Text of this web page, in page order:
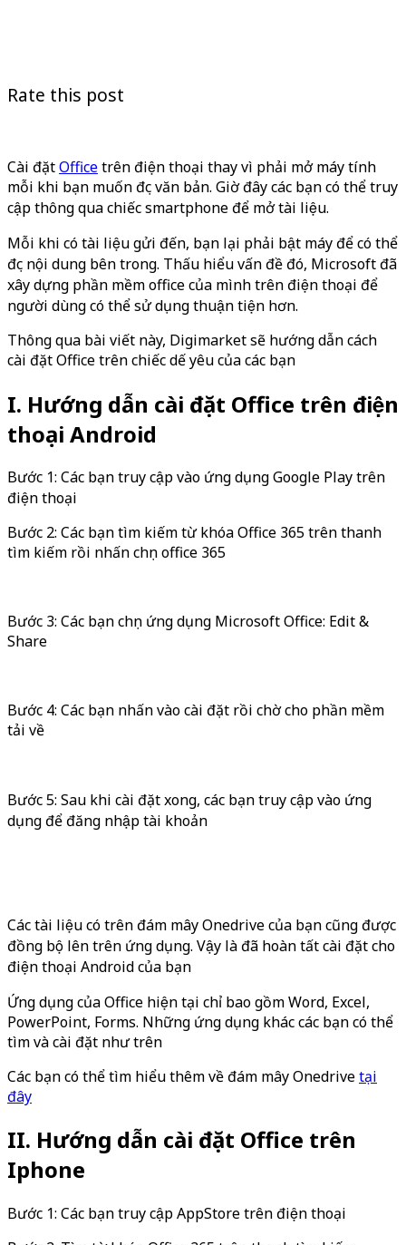
Rate this post
Cài đặtOfficetrên điện thoại thay vì phải mở máy tính
mỗi khi bạn muốn đọc văn bản. Giờ đây các bạn có thể truy
cập thông qua chiếc smartphone để mở tài liệu.
Mỗi khi có tài liệu gửi đến, bạn lại phải bật máy để có thể
đọc nội dung bên trong. Thấu hiểu vấn đề đó, Microsoft đã
xây dựng phần mềm office của mình trên điện thoại để
người dùng có thể sử dụng thuận tiện hơn.
Thông qua bài viết này, Digimarket sẽ hướng dẫn cách
cài đặt Office trên chiếc dế yêu của các bạn
I. Hướng dẫn cài đặt Office trên điện
thoại Android
Bước 1: Các bạn truy cập vào ứng dụng Google Play trên
điện thoại
Bước 2: Các bạn tìm kiếm từ khóa Office 365 trên thanh
tìm kiếm rồi nhấn chọn office 365
Bước 3: Các bạn chọn ứng dụng Microsoft Office: Edit &
Share
Bước 4: Các bạn nhấn vào cài đặt rồi chờ cho phần mềm
tải về
Bước 5: Sau khi cài đặt xong, các bạn truy cập vào ứng
dụng để đăng nhập tài khoản
Các tài liệu có trên đám mây Onedrive của bạn cũng được
đồng bộ lên trên ứng dụng. Vậy là đã hoàn tất cài đặt cho
điện thoại Android của bạn
Ứng dụng của Office hiện tại chỉ bao gồm Word, Excel,
PowerPoint, Forms. Những ứng dụng khác các bạn có thể
tìm và cài đặt như trên
Các bạn có thể tìm hiểu thêm về đám mây Onedrivetại
đây
II. Hướng dẫn cài đặt Office trên
Iphone
Bước 1: Các bạn truy cập AppStore trên điện thoại